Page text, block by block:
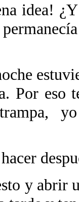
idea!
Por eso
y abrir